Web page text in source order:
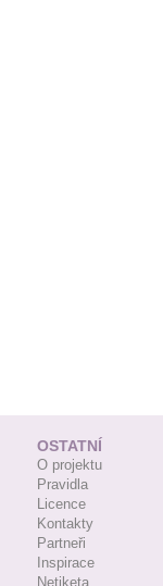
OSTATNÍ
O projektu
Pravidla
Licence
Kontakty
Partneři
Inspirace
Netiketa